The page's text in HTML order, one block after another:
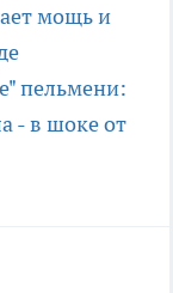
мощь и
пельмени:
- в шоке от